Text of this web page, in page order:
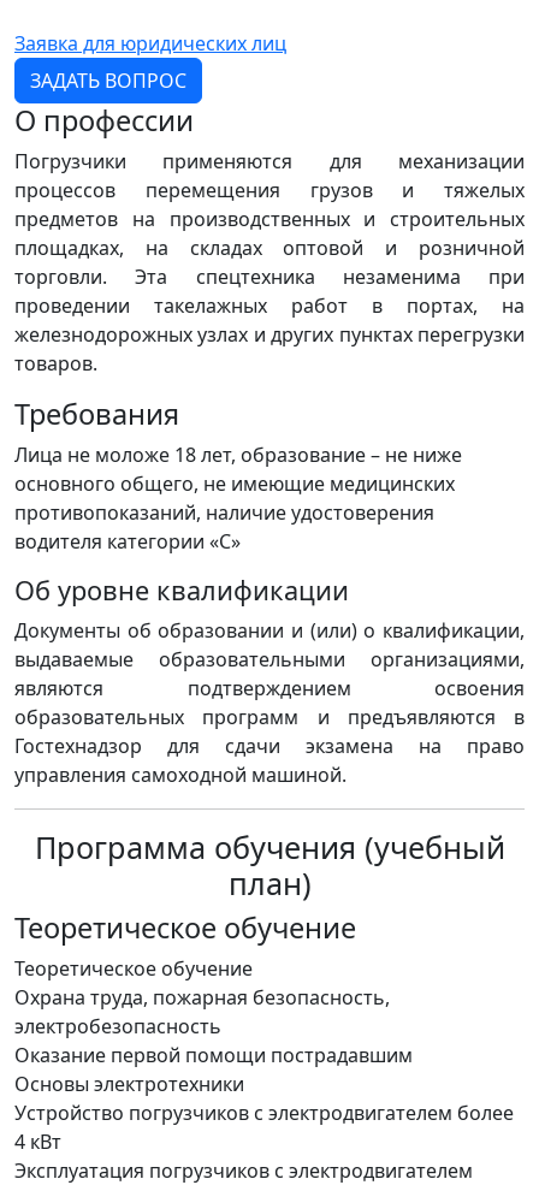
Заявка для юридических лиц
ЗАДАТЬ ВОПРОС
О профессии
Погрузчики применяются для механизации
процессов перемещения грузов и тяжелых
предметов на производственных и строительных
площадках, на складах оптовой и розничной
торговли. Эта спецтехника незаменима при
проведении такелажных работ в портах, на
железнодорожных узлах и других пунктах перегрузки
товаров.
Требования
Лица не моложе 18 лет, образование – не ниже
основного общего, не имеющие медицинских
противопоказаний, наличие удостоверения
водителя категории «С»
Об уровне квалификации
Документы об образовании и (или) о квалификации,
выдаваемые образовательными организациями,
являются подтверждением освоения
образовательных программ и предъявляются в
Гостехнадзор для сдачи экзамена на право
управления самоходной машиной.
Программа обучения (учебный
план)
Теоретическое обучение
Теоретическое обучение
Охрана труда, пожарная безопасность,
электробезопасность
Оказание первой помощи пострадавшим
Основы электротехники
Устройство погрузчиков с электродвигателем более
4 кВт
Эксплуатация погрузчиков с электродвигателем